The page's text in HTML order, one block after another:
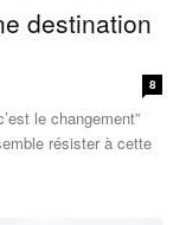
destination
8
le changement”
résister à cette